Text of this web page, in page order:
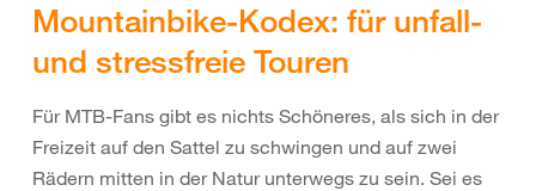
Mountainbike-Kodex: für unfall-
und stressfreie Touren
Für MTB-Fans gibt es nichts Schöneres, als sich in der
Freizeit auf den Sattel zu schwingen und auf zwei
Rädern mitten in der Natur unterwegs zu sein. Sei es